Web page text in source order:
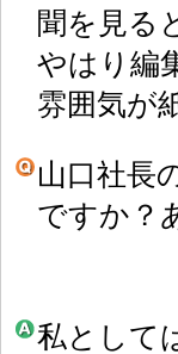
聞を見る
やはり編
雰囲気が
山口社長
ですか？
私として